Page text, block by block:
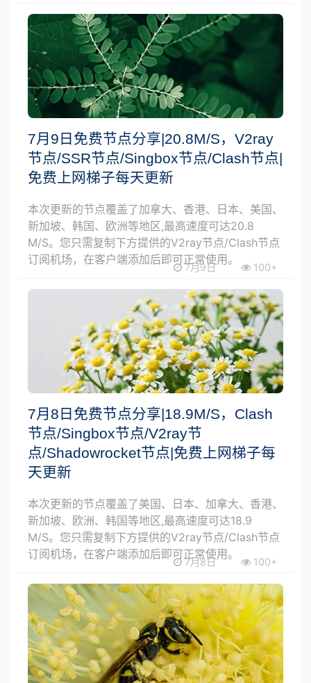
7月9日免费节点分享|20.8M/S，V2ray
节点/SSR节点/Singbox节点/Clash节点|
免费上网梯子每天更新
本次更新的节点覆盖了加拿大、香港、日本、美国、
新加坡、韩国、欧洲等地区,最高速度可达20.8
M/S。您只需复制下方提供的V2ray节点/Clash节点
订阅机场，在客户端添加后即可正常使用。
7月9日 100+
7月8日免费节点分享|18.9M/S，Clash
节点/Singbox节点/V2ray节
点/Shadowrocket节点|免费上网梯子每
天更新
本次更新的节点覆盖了美国、日本、加拿大、香港、
新加坡、欧洲、韩国等地区,最高速度可达18.9
M/S。您只需复制下方提供的V2ray节点/Clash节点
订阅机场，在客户端添加后即可正常使用。
7月8日 100+